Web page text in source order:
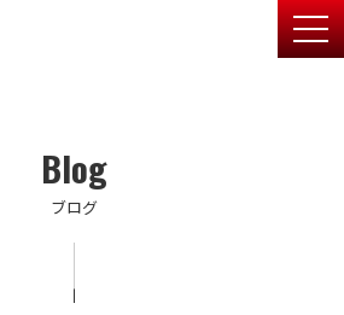
Blog
ブログ